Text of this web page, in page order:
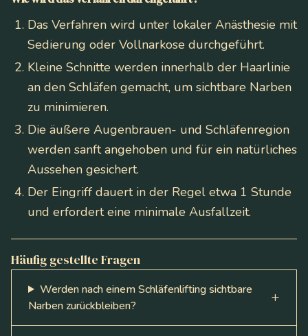
Das Verfahren wird unter lokaler Anästhesie mit
Sedierung oder Vollnarkose durchgeführt.
Kleine Schnitte werden innerhalb der Haarlinie
an den Schläfen gemacht, um sichtbare Narben
zu minimieren.
Die äußere Augenbrauen- und Schläfenregion
werden sanft angehoben und für ein natürliches
Aussehen gesichert.
Der Eingriff dauert in der Regel etwa 1 Stunde
und erfordert eine minimale Ausfallzeit.
Häufig gestellte Fragen
Werden nach einem Schläfenlifting sichtbare
Narben zurückbleiben?